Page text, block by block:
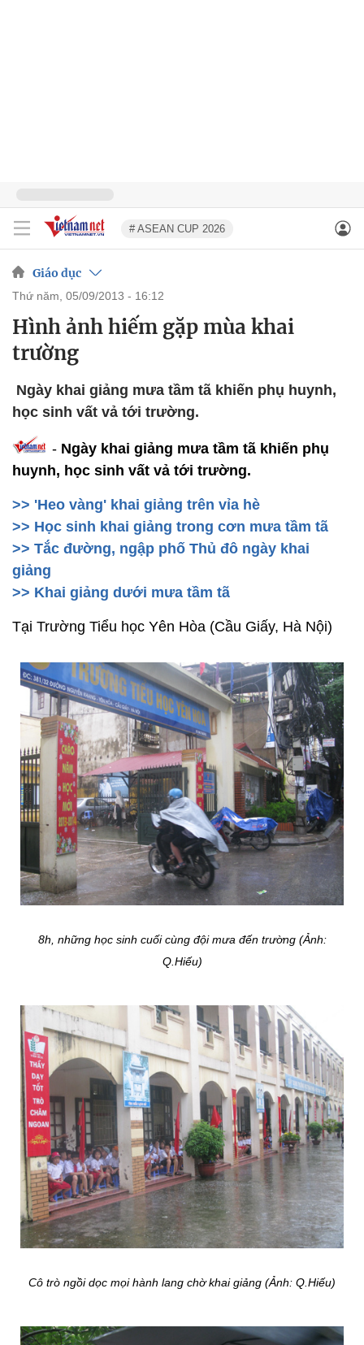
# ASEAN CUP 2026
Giáo dục
thứ năm, 05/09/2013 - 16:12
Hình ảnh hiếm gặp mùa khai
trường
Ngày khai giảng mưa tầm tã khiến phụ huynh,
học sinh vất vả tới trường.
- Ngày khai giảng mưa tầm tã khiến phụ
huynh, học sinh vất vả tới trường.
>> 'Heo vàng' khai giảng trên vỉa hè
>> Học sinh khai giảng trong cơn mưa tầm tã
>> Tắc đường, ngập phố Thủ đô ngày khai
giảng
>> Khai giảng dưới mưa tầm tã
Tại Trường Tiểu học Yên Hòa (Cầu Giấy, Hà Nội)
8h, những học sinh cuối cùng đội mưa đến trường (Ảnh:
Q.Hiếu)
Cô trò ngồi dọc mọi hành lang chờ khai giảng (Ảnh: Q.Hiếu)